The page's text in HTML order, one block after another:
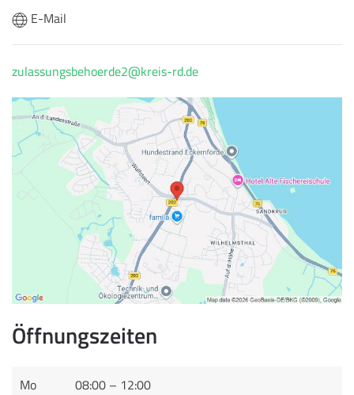
E-Mail
zulassungsbehoerde2@kreis-rd.de
Öffnungszeiten
Mo
08:00 – 12:00